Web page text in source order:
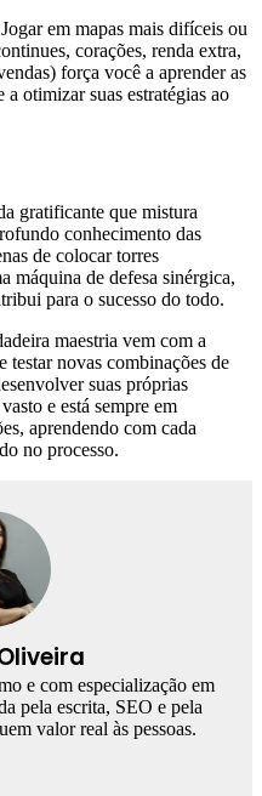
em mapas mais difíceis ou
corações, renda extra,
força você a aprender as
otimizar suas estratégias ao
gratificante que mistura
conhecimento das
de colocar torres
máquina de defesa sinérgica,
para o sucesso do todo.
maestria vem com a
testar novas combinações de
suas próprias
e está sempre em
aprendendo com cada
no processo.
e com especialização em
pela escrita, SEO e pela
valor real às pessoas.